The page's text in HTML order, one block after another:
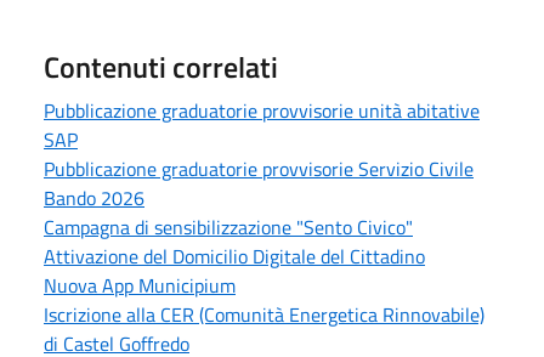
Contenuti correlati
Pubblicazione graduatorie provvisorie unità abitative
SAP
Pubblicazione graduatorie provvisorie Servizio Civile
Bando 2026
Campagna di sensibilizzazione "Sento Civico"
Attivazione del Domicilio Digitale del Cittadino
Nuova App Municipium
Iscrizione alla CER (Comunità Energetica Rinnovabile)
di Castel Goffredo